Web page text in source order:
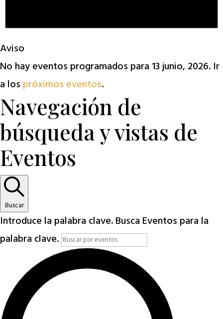
Aviso
No hay eventos programados para 13 junio, 2026. Ir
a los próximos eventos.
Navegación de
búsqueda y vistas de
Eventos
Buscar
Introduce la palabra clave. Busca Eventos para la
palabra clave.